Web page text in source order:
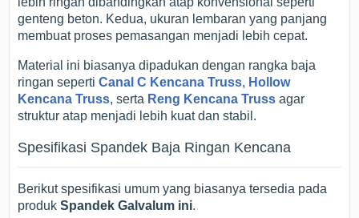
genteng beton. Kedua, ukuran lembaran yang panjang
membuat proses pemasangan menjadi lebih cepat.
Material ini biasanya dipadukan dengan rangka baja
ringan sepertiCanal C Kencana Truss, Hollow
Kencana Truss, serta Reng Kencana Truss agar
struktur atap menjadi lebih kuat dan stabil.
Spesifikasi Spandek Baja Ringan Kencana
Berikut spesifikasi umum yang biasanya tersedia pada
produkSpandek Galvalum ini.